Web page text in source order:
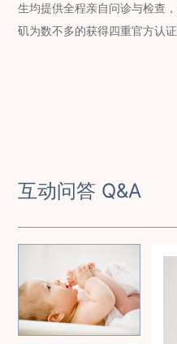
生均提供全程亲自问诊与检查
矶为数不多的获得四重官方认
互动问答 Q&A